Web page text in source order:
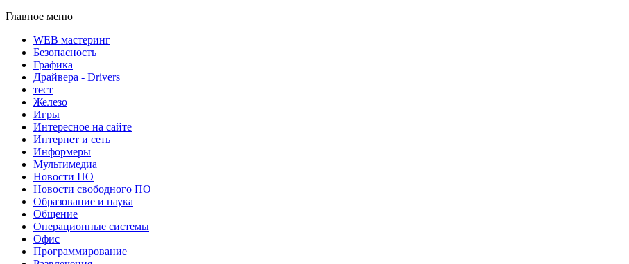
Главное меню
WEB мастеринг
Безопасность
Графика
Драйвера - Drivers
тест
Железо
Игры
Интересное на сайте
Интернет и сеть
Информеры
Мультимедиа
Новости ПО
Новости свободного ПО
Образование и наука
Общение
Операционные системы
Офис
Программирование